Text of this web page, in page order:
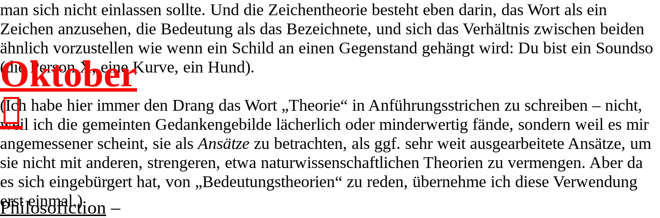
Oktober
︎︎︎
Philosofiction –
man sich nicht einlassen sollte. Und die Zeichentheorie besteht eben darin, das Wort als ein
Zeichen anzusehen, die Bedeutung als das Bezeichnete, und sich das Verhältnis zwischen beiden
ähnlich vorzustellen wie wenn ein Schild an einen Gegenstand gehängt wird: Du bist ein Soundso
(die Person X, eine Kurve, ein Hund).
(Ich habe hier immer den Drang das Wort „Theorie“ in Anführungsstrichen zu schreiben – nicht,
weil ich die gemeinten Gedankengebilde lächerlich oder minderwertig fände, sondern weil es mir
angemessener scheint, sie alsAnsätze zu betrachten, als ggf. sehr weit ausgearbeitete Ansätze, um
sie nicht mit anderen, strengeren, etwa naturwissenschaftlichen Theorien zu vermengen. Aber da
es sich eingebürgert hat, von „Bedeutungstheorien“ zu reden, übernehme ich diese Verwendung
erst einmal.)